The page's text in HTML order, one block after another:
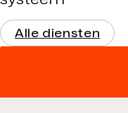
Alle diensten